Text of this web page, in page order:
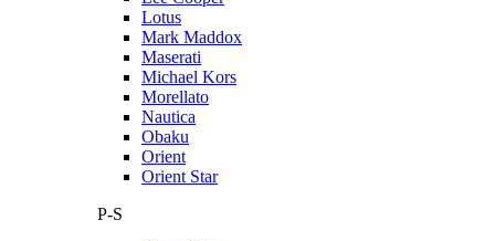
Lotus
Mark Maddox
Maserati
Michael Kors
Morellato
Nautica
Obaku
Orient
Orient Star
P-S